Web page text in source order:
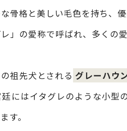
骨格と美しい毛色を持ち、
」の愛称で呼ばれ、多くの
祖先犬とされる グレーハウ
廷にはイタグレのような小
す。